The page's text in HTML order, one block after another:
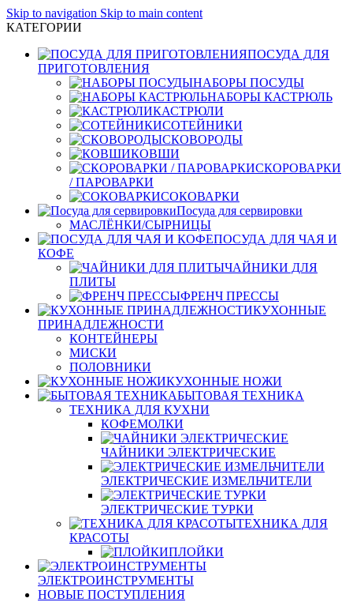
Skip to navigation Skip to main content
КАТЕГОРИИ
ПОСУДА ДЛЯ
ПРИГОТОВЛЕНИЯ
НАБОРЫ ПОСУДЫ
НАБОРЫ КАСТРЮЛЬ
КАСТРЮЛИ
СОТЕЙНИКИ
СКОВОРОДЫ
КОВШИ
СКОРОВАРКИ
/ ПАРОВАРКИ
СОКОВАРКИ
Посуда для сервировки
МАСЛЁНКИ/СЫРНИЦЫ
ПОСУДА ДЛЯ ЧАЯ И
КОФЕ
ЧАЙНИКИ ДЛЯ
ПЛИТЫ
ФРЕНЧ ПРЕССЫ
КУХОННЫЕ
ПРИНАДЛЕЖНОСТИ
КОНТЕЙНЕРЫ
МИСКИ
ПОЛОВНИКИ
КУХОННЫЕ НОЖИ
БЫТОВАЯ ТЕХНИКА
ТЕХНИКА ДЛЯ КУХНИ
КОФЕМОЛКИ
ЧАЙНИКИ ЭЛЕКТРИЧЕСКИЕ
ЭЛЕКТРИЧЕСКИЕ ИЗМЕЛЬЧИТЕЛИ
ЭЛЕКТРИЧЕСКИЕ ТУРКИ
ТЕХНИКА ДЛЯ
КРАСОТЫ
ПЛОЙКИ
ЭЛЕКТРОИНСТРУМЕНТЫ
НОВЫЕ ПОСТУПЛЕНИЯ